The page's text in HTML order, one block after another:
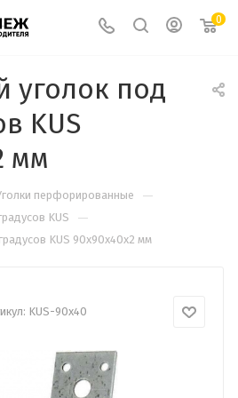
0
уголок под
KUS
мм
перфорированные —
KUS —
KUS 90х90x40x2 мм
KUS-90x40